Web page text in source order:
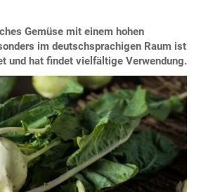
Gemüse mit einem hohen
im deutschsprachigen Raum ist
und hat findet vielfältige Verwendung.